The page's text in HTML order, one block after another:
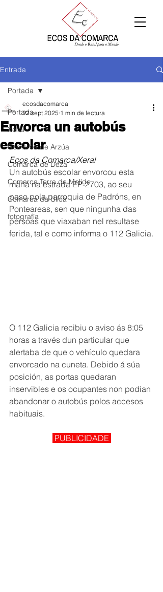
Entrada
Portada
Xeral
Comarca de Arzúa
Comarca de Deza
Comarca Terra de Melide
Comarca da Ulloa
fotografía
Portada
Envorca un autobús
escolar
ecosdacomarca
22 sept 2025 1 min de lectura
Ecos da Comarca/Xeral
Un autobús escolar envorcou esta
mañá na estrada EP-2703, ao seu
paso pola parroquia de Padróns, en
Ponteareas, sen que ningunha das
persoas que viaxaban nel resultase
ferida, tal e como informa o 112 Galicia.
O 112 Galicia recibiu o aviso ás 8:05
horas a través dun particular que
alertaba de que o vehículo quedara
envorcado na cuneta. Debido á súa
posición, as portas quedaran
inservibles e os ocupantes non podían
abandonar o autobús polos accesos
habituais.
PUBLICIDADE